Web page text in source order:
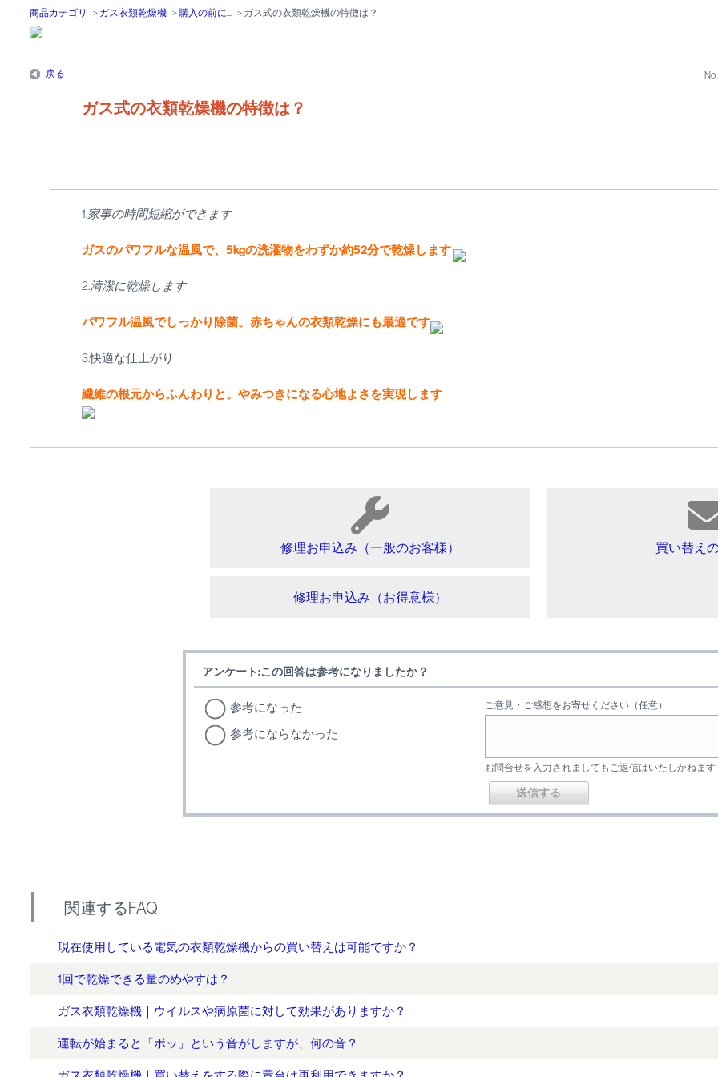
商品カテゴリ > ガス衣類乾燥機 >購入の前に... > ガス式の衣類乾燥機の特徴は？
戻る No
ガス式の衣類乾燥機の特徴は？
1.家事の時間短縮ができます
ガスのパワフルな温風で、5kgの洗濯物をわずか約52分で乾燥します
2.清潔に乾燥します
パワフル温風でしっかり除菌。赤ちゃんの衣類乾燥にも最適です
3.快適な仕上がり
繊維の根元からふんわりと。やみつきになる心地よさを実現します
修理お申込み（一般のお客様）
修理お申込み（お得意様）
買い替え
アンケート:この回答は参考になりましたか？
参考になった
参考にならなかった
ご意見・ご感想をお寄せください（任意）
お問合せを入力されましてもご返信はいたしかねます
関連するFAQ
現在使用している電気の衣類乾燥機からの買い替えは可能ですか？
1回で乾燥できる量のめやすは？
ガス衣類乾燥機｜ウイルスや病原菌に対して効果がありますか？
運転が始まると「ボッ」という音がしますが、何の音？